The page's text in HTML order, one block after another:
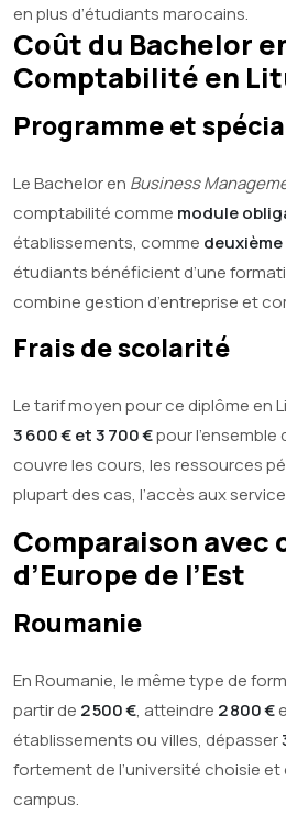
en plus d’étudiants marocains.
Coût du Bachelor
Comptabilité en
Programme et
Le Bachelor en Business
comptabilité comme module
établissements, comme
étudiants bénéficient d’une
combine gestion d’entreprise et
Frais de scolarité
Le tarif moyen pour ce diplôme en
3 600 € et 3 700 €pour
couvre les cours, les ressources
plupart des cas, l’accès aux
Comparaison avec
d’Europe de l’Est
Roumanie
En Roumanie, le même type de
partir de 2 500 €, atteindre 2 800 €
établissements ou villes, dépasser
fortement de l’université choisie
campus.